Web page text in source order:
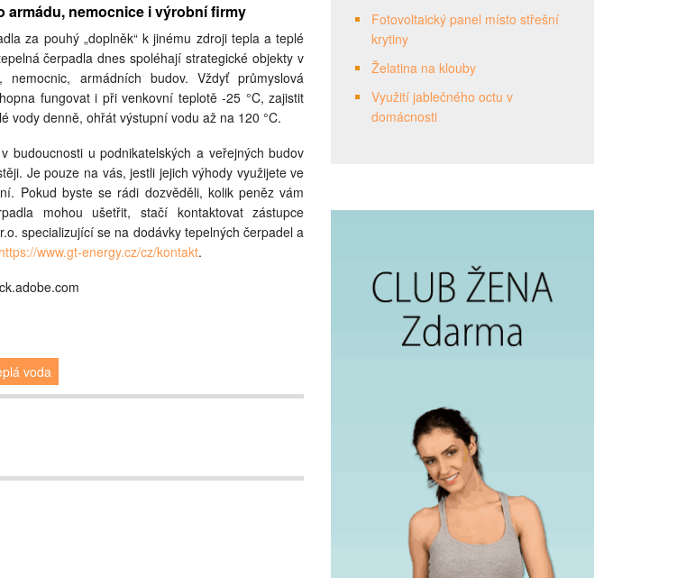
armádu, nemocnice i výrobní firmy
za pouhý „doplněk“ k jinému zdroji tepla a teplé
čerpadla dnes spoléhají strategické objekty v
nemocnic, armádních budov. Vždyť průmyslová
fungovat i při venkovní teplotě -25 °C, zajistit
vody denně, ohřát výstupní vodu až na 120 °C.
budoucnosti u podnikatelských a veřejných budov
Je pouze na vás, jestli jejich výhody využijete ve
Pokud byste se rádi dozvěděli, kolik peněz vám
mohou ušetřit, stačí kontaktovat zástupce
specializující se na dodávky tepelných čerpadel a
https://www.gt-energy.cz/cz/kontakt.
voda
Fotovoltaický panel místo střešní
krytiny
Želatina na klouby
Využití jablečného octu v
domácnosti